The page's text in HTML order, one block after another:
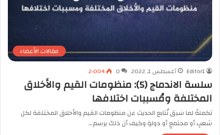
مقالات الأعضاء
Editor1
أغسطس 1, 2022 0 2٬004
سلسة الاندماج (5): منظومات القيم والأخلاق
المختلفة ومُسببات اختلافها
تكملةً لما سَبق نُتابع الحديث عن منظومات القيم والأخلاق المختلفة لكل
شعبٍ أو مجتمعٍ أو دولةٍ وكيف أن ذلك يرسم…